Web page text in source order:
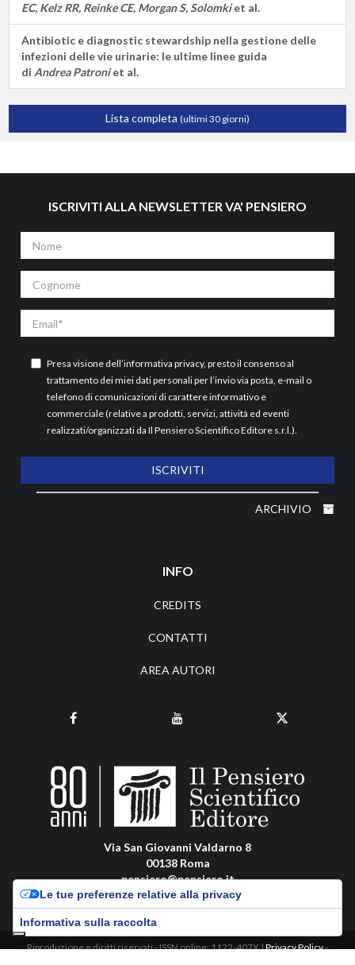
EC, Kelz RR, Reinke CE, Morgan S, Solomkiet al.
Antibiotic e diagnostic stewardship nella gestione delle
infezioni delle vie urinarie: le ultime linee guida
di Andrea Patroniet al.
Lista completa (ultimi 30 giorni)
ISCRIVITI ALLA NEWSLETTER VA' PENSIERO
Presa visione dell’informativa privacy, presto il consenso al
trattamento dei miei dati personali per l’invio via posta, e-mail o
telefono di comunicazioni di carattere informativo e
commerciale (relative a prodotti, servizi, attività ed eventi
realizzati/organizzati da Il Pensiero Scientifico Editore s.r.l.).
ISCRIVITI
ARCHIVIO
INFO
CREDITS
CONTATTI
AREA AUTORI
Via San Giovanni Valdarno 8
00138 Roma
pensiero@pensiero.it
amministrazione@pec.pensiero.com
Riproduzione e diritti riservati - ISSN online: 1122-407X |Privacy Policy-
Le tue preferenze relative alla privacy
Informativa sulla raccolta